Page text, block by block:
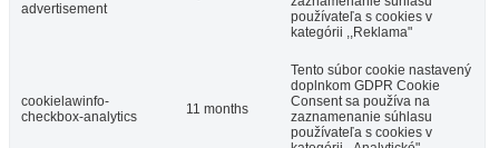
advertisement
používateľa s cookies v
kategórii ,,Reklama"
cookielawinfo-
checkbox-analytics
11 months
Tento súbor cookie nastavený
doplnkom GDPR Cookie
Consent sa používa na
zaznamenanie súhlasu
používateľa s cookies v